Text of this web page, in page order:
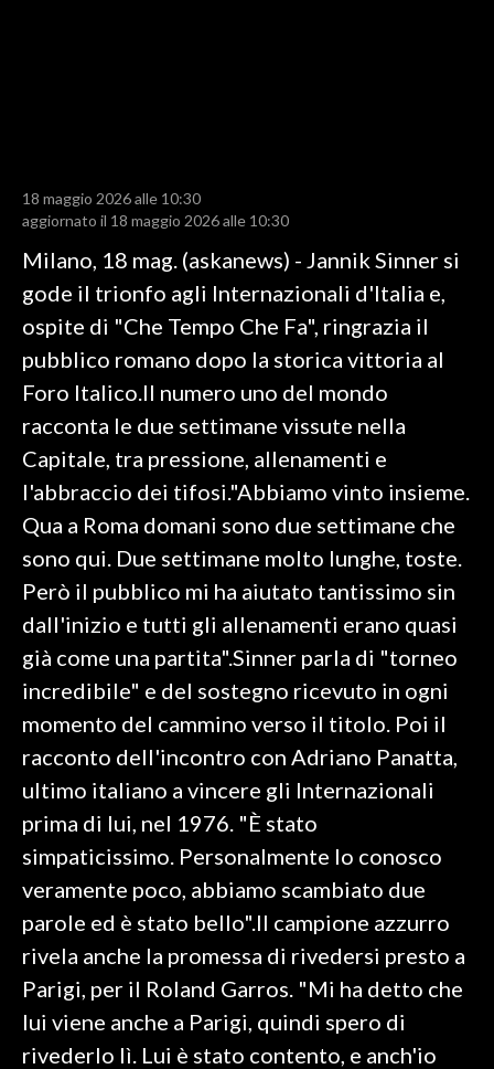
RISULTATI E CLASSIFICHE
CALCIO REGIONALE
BASKET
VOLLEY
MOTORI
TENNIS
ALTRI SPORT
CULTURA
SPETTACOLI
GOSSIP
SALUTE
SARDEGNA TURISMO
SARDI NEL MONDO
NOTIZIE
EVENTI
3 MINUTI CON
INSULARITÀ
INFO AZIENDE
18 maggio 2026 alle 10:30
aggiornato il 18 maggio 2026 alle 10:30
Milano, 18 mag. (askanews) - Jannik Sinner si
gode il trionfo agli Internazionali d'Italia e,
ospite di "Che Tempo Che Fa", ringrazia il
pubblico romano dopo la storica vittoria al
Foro Italico.Il numero uno del mondo
racconta le due settimane vissute nella
Capitale, tra pressione, allenamenti e
l'abbraccio dei tifosi."Abbiamo vinto insieme.
Qua a Roma domani sono due settimane che
sono qui. Due settimane molto lunghe, toste.
Però il pubblico mi ha aiutato tantissimo sin
dall'inizio e tutti gli allenamenti erano quasi
già come una partita".Sinner parla di "torneo
incredibile" e del sostegno ricevuto in ogni
momento del cammino verso il titolo. Poi il
racconto dell'incontro con Adriano Panatta,
ultimo italiano a vincere gli Internazionali
prima di lui, nel 1976. "È stato
simpaticissimo. Personalmente lo conosco
veramente poco, abbiamo scambiato due
parole ed è stato bello".Il campione azzurro
rivela anche la promessa di rivedersi presto a
Parigi, per il Roland Garros. "Mi ha detto che
lui viene anche a Parigi, quindi spero di
rivederlo lì. Lui è stato contento, e anch'io